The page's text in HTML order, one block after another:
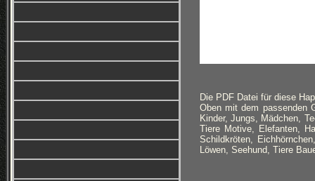
Die PDF Datei für diese
Oben mit dem passenden
Kinder, Jungs, Mädchen,
Tiere Motive, Elefanten,
Schildkröten,
Löwen, Seehund, Tiere